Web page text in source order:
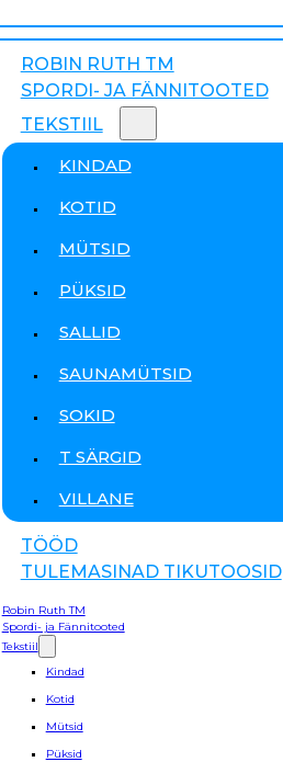
ROBIN RUTH TM
SPORDI- JA FÄNNITOOTED
TEKSTIIL
KINDAD
KOTID
MÜTSID
PÜKSID
SALLID
SAUNAMÜTSID
SOKID
T SÄRGID
VILLANE
TÖÖD
TULEMASINAD TIKUTOOSID
Robin Ruth TM
Spordi- ja Fännitooted
Tekstiil
Kindad
Kotid
Mütsid
Püksid